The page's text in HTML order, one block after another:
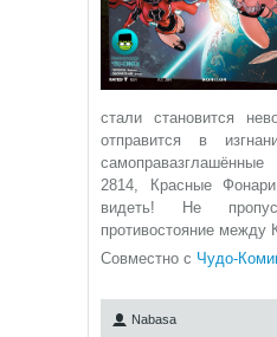
стали становится
отправится в
2814, Красные
видеть! Не
противостояние между
Совместно с Чудо-
Nabasa